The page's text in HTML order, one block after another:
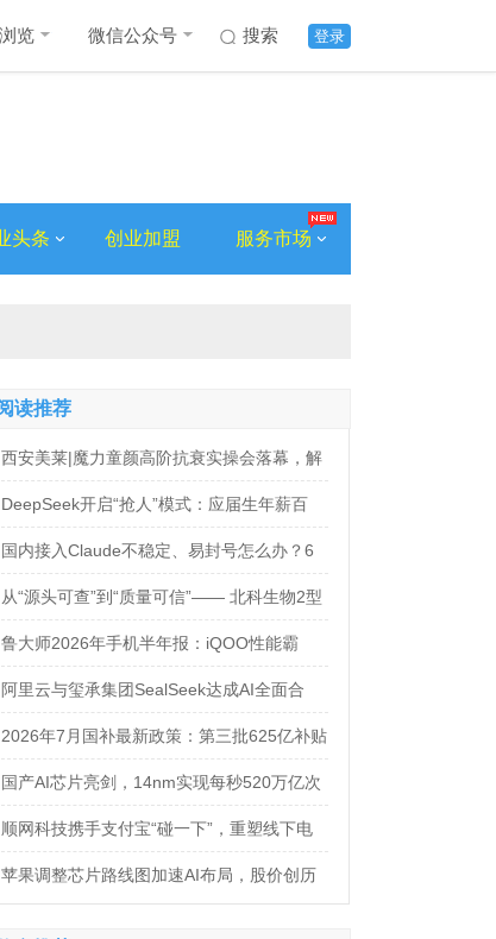
登录
搜索
览 微信公众号
头条 创业加盟 服务市场
读推荐
西安美莱|魔力童颜高阶抗衰实操会落幕，解
锁自然年轻新姿态
DeepSeek开启“抢人”模式：应届生年薪百
万，法务岗高达160万！
国内接入Claude不稳定、易封号怎么办？6
大AI中转服务API接入对比
从“源头可查”到“质量可信”—— 北科生物2型
糖尿病项目如何实现“药品级质控”
鲁大师2026年手机半年报：iQOO性能霸
榜，天玑9500统治延续，OPPO蝉联流畅双
榜冠军
阿里云与玺承集团SealSeek达成AI全面合
作，共建电商AI新生态
2026年7月国补最新政策：第三批625亿补贴
正式落地！京东手机家电空调电脑各品类国
补怎么领？学生专属优惠补贴领取攻略来
了！
国产AI芯片亮剑，14nm实现每秒520万亿次
运算
顺网科技携手支付宝“碰一下”，重塑线下电
竞新体验
苹果调整芯片路线图加速AI布局，股价创历